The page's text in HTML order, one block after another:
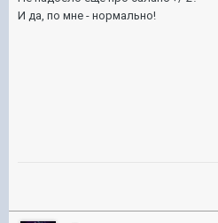
И да, по мне - нормально!